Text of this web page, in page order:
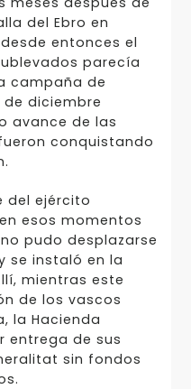
del Ebro en
entonces el
parecía
campaña de
diciembre
avance de las
conquistando
del ejército
esos momentos
pudo desplazarse
se instaló en la
mientras este
de los vascos
la Hacienda
entrega de sus
sin fondos